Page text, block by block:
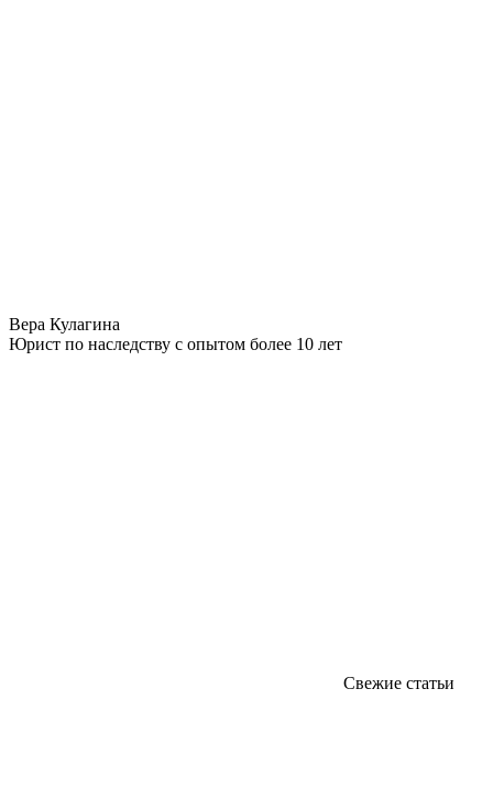
Вера Кулагина
Юрист по наследству с опытом более 10 лет
Свежие статьи